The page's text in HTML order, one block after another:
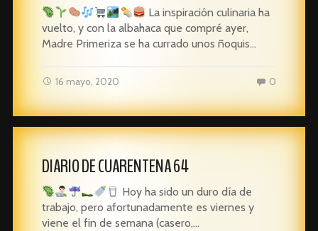
La inspiración culinaria ha
vuelto, y con la albahaca que compré ayer,
Madre Primeriza se ha currado unos ñoquis…
16 mayo, 2020 0
DIARIO DE CUARENTENA 64
Hoy ha sido un duro día de
trabajo, pero afortunadamente es viernes y
viene el fin de semana (casero,…